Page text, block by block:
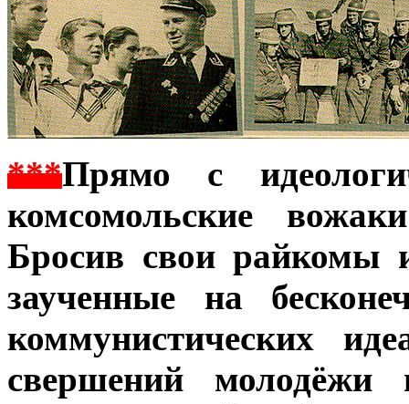
***Прямо с
комсомольские
Бросив свои райкомы
заученные на
коммунистических
свершений